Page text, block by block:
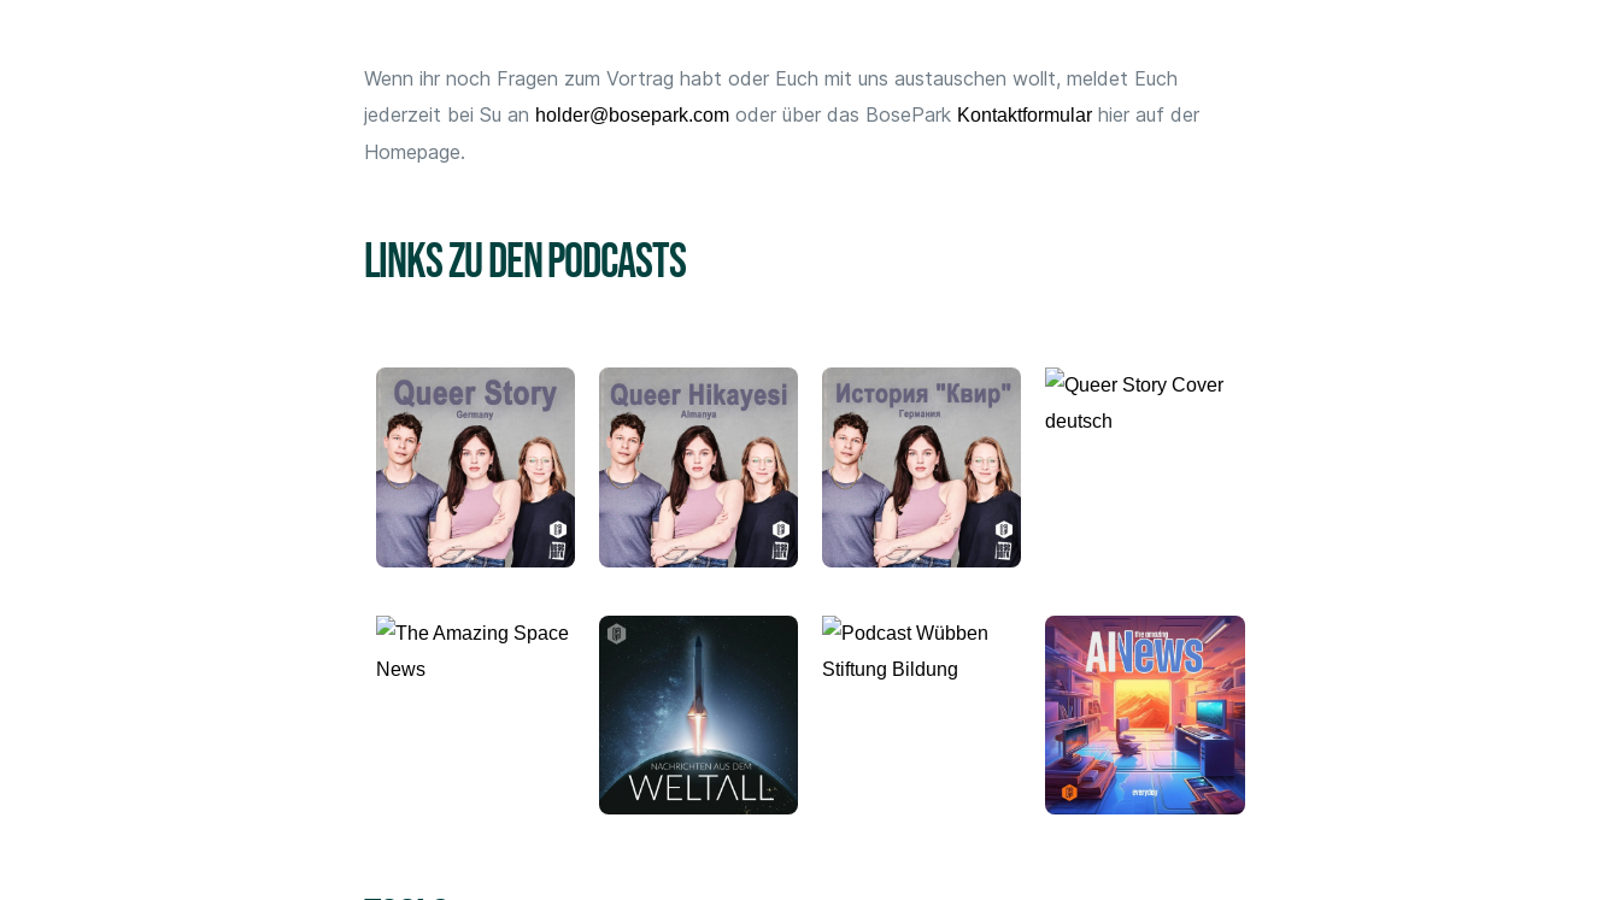
Wenn ihr noch Fragen zum Vortrag habt oder Euch mit uns austauschen wollt, meldet Euch
jederzeit bei Su an holder@bosepark.comoder über das BosePark Kontaktformularhier auf der
Homepage.
Links zu den Podcasts